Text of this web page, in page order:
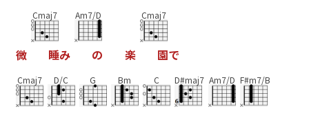
微
Cmaj7
睡み
Am7/D
の 楽
Cmaj7
園で
Cmaj7 D/C G Bm C D#maj7 Am7/D F#m7/B